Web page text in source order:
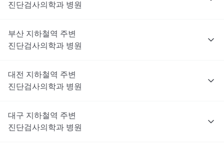
진단검사의학과 병원
부산 지하철역 주변
진단검사의학과 병원
대전 지하철역 주변
진단검사의학과 병원
대구 지하철역 주변
진단검사의학과 병원